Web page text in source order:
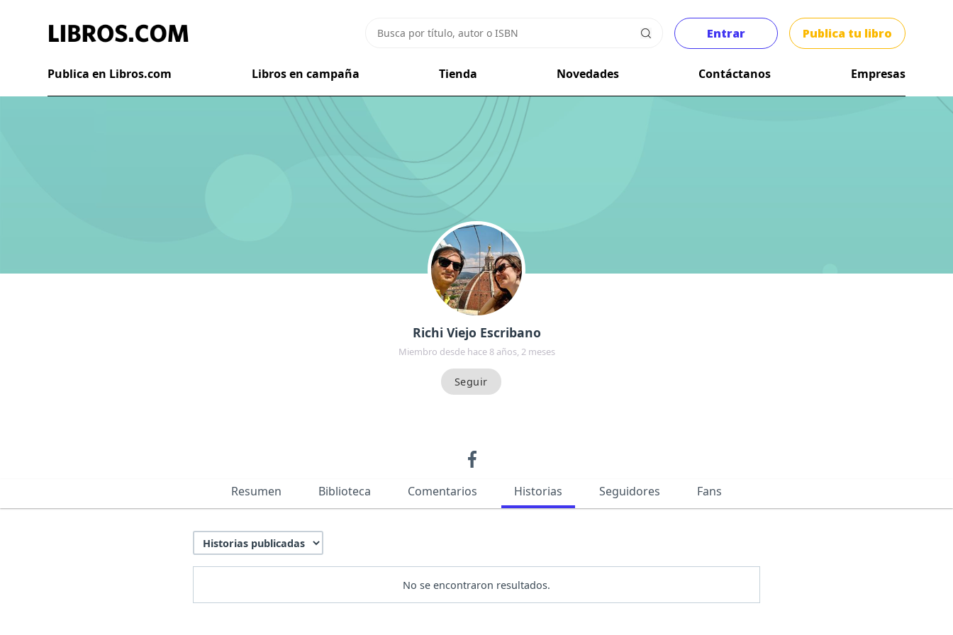
Entrar Publica tu libro
Publica en Libros.com Libros en campaña Tienda Novedades Contáctanos Empresas
Richi Viejo Escribano
Miembro desde hace 8 años, 2 meses
Resumen Biblioteca Comentarios Historias Seguidores Fans
No se encontraron resultados.